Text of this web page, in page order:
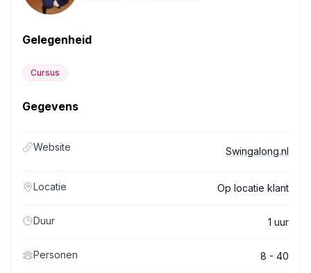
Gelegenheid
Cursus
Gegevens
Website Swingalong.nl
Locatie Op locatie klant
Duur 1 uur
Personen 8 - 40